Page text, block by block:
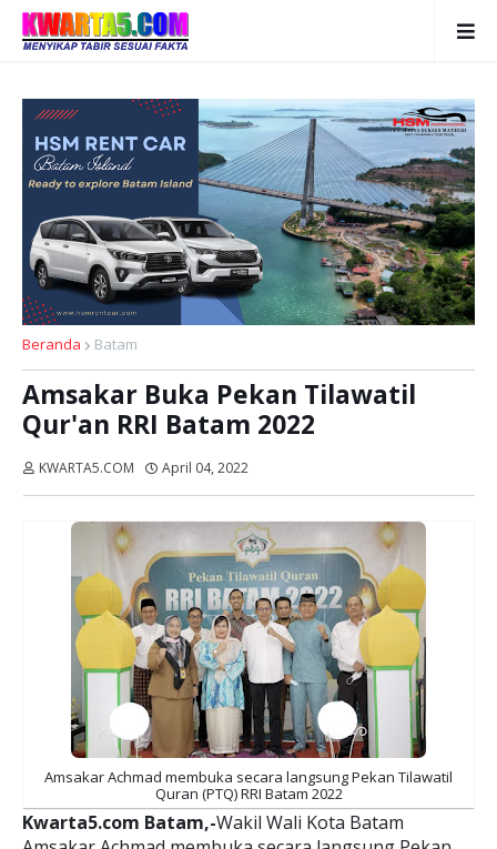
Beranda Batam
Amsakar Buka Pekan Tilawatil
Qur'an RRI Batam 2022
KWARTA5.COM April 04, 2022
Amsakar Achmad membuka secara langsung Pekan Tilawatil
Quran (PTQ) RRI Batam 2022
Kwarta5.com Batam,-Wakil Wali Kota Batam